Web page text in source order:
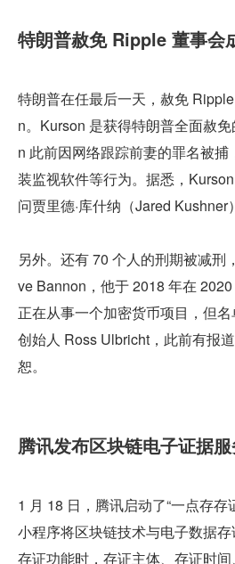
特朗普赦免 Ripple 董事会
特朗普在任最后一天，赦免
n。Kurson 是获得特朗普全面赦
n 此前因网络跟踪前妻的罪名被
装监视软件等行为。据悉，
问贾里德·库什纳（Jared Kushner
另外。还有 70 个人的刑期被减刑
ve Bannon，他于 2018 年在
正在从事一个加密货币项目，但
创始人 Ross Ulbricht，此前有报
恕。
腾讯发布区块链电子证据
1 月 18 日，腾讯启动了“一点存存
小程序将区块链技术与电子数据
存证功能时，存证主体、存证时